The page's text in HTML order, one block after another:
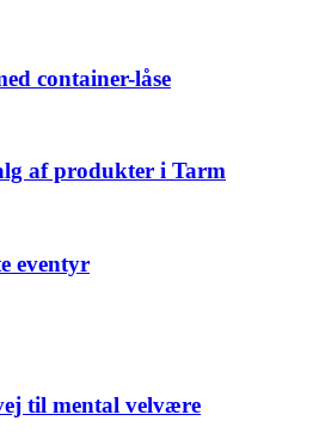
container-låse
af produkter i Tarm
eventyr
til mental velvære